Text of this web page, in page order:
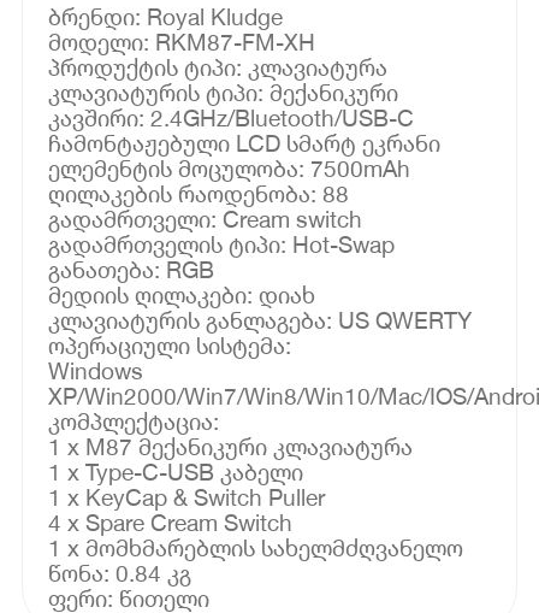
ბრენდი: Royal Kludge
მოდელი: RKM87-FM-XH
პროდუქტის ტიპი: კლავიატურა
კლავიატურის ტიპი: მექანიკური
კავშირი: 2.4GHz/Bluetooth/USB-C
ჩამონტაჟებული LCD სმარტ ეკრანი
ელემენტის მოცულობა: 7500mAh
ღილაკების რაოდენობა: 88
გადამრთველი: Cream switch
გადამრთველის ტიპი: Hot-Swap
განათება: RGB
მედიის ღილაკები: დიახ
კლავიატურის განლაგება: US QWERTY
ოპერაციული სისტემა:
Windows
XP/Win2000/Win7/Win8/Win10/Mac/IOS/
კომპლექტაცია:
1 x M87 მექანიკური კლავიატურა
1 x Type-C-USB კაბელი
1 x KeyCap & Switch Puller
4 x Spare Cream Switch
1 x მომხმარებლის სახელმძღვანელო
წონა: 0.84 კგ
ფერი: წითელი